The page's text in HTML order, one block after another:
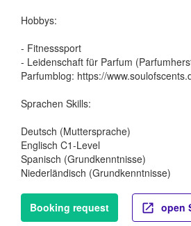
Hobbys:
- Fitnesssport
- Leidenschaft für Parfum
Parfumblog: https://
Sprachen Skills:
Deutsch (Muttersprache)
Englisch C1-Level
Spanisch (Grundkenntnisse)
Niederländisch (Grundkenntnisse)
Booking request open